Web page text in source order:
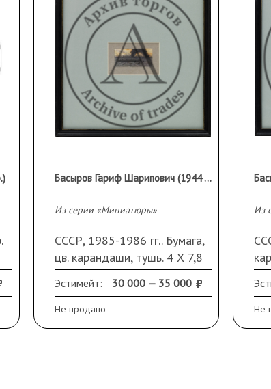
Басыров Гариф Шарипович (1944 - 2004 гг)
Из серии «Миниатюры»
СССР, 1985-1986 гг.. Бумага,
цв. карандаши, тушь. 4 Х 7,8
см (размер изображения).
Подпись и дата слева внизу.
Рама, стекло, паспарту
Эстимейт: 30 000 — 35 000
Не продано
Из
Не